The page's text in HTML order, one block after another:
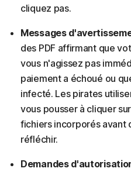
cliquez pas.
Messages
des PDF affirmant que
vous n'agissez pas
paiement a échoué ou
infecté. Les pirates
vous pousser à cliquer
fichiers incorporés avant
réfléchir.
Demandes